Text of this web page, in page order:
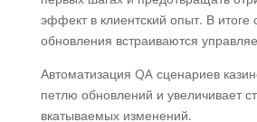
эффект в клиентский опыт. В итоге
обновления встраиваются
Автоматизация QA сценариев
петлю обновлений и увеличивает
вкатываемых изменений.